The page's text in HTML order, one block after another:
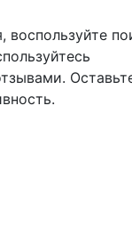
воспользуйте